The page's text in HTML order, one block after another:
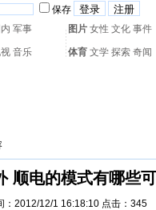
保存
军事 图片 女性 文化 事件
音乐 体育 文学 探索 奇闻
顺电的模式有哪些
：2012/12/1 16:18:10 点击： 345